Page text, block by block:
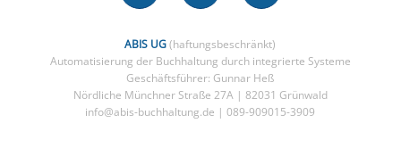
ABIS UG(haftungsbeschränkt)
Automatisierung der Buchhaltung durch integrierte Systeme
Geschäftsführer: Gunnar Heß
Nördliche Münchner Straße 27A | 82031 Grünwald
info@abis-buchhaltung.de | 089-909015-3909